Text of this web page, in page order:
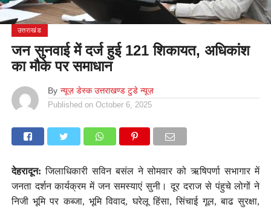
उत्तराखंड
जन सुनवाई में दर्ज हुई 121 शिकायत, अधिकांश
का मौके पर समाधान
By न्यूज़ डेस्क उत्तराखण्ड टुडे न्यूज़
Published on October 6, 2025
देहरादून: जिलाधिकारी सविन बसंल ने सोमवार को ऋषिपर्णा सभागार में
जनता दर्शन कार्यक्रम में जन समस्याएं सुनी। दूर दराज से पंहुचे लोगों ने
निजी भूमि पर कब्जा, भूमि विवाद, घरेलू हिंसा, सिंचाई गूल, बाढ सुरक्षा,